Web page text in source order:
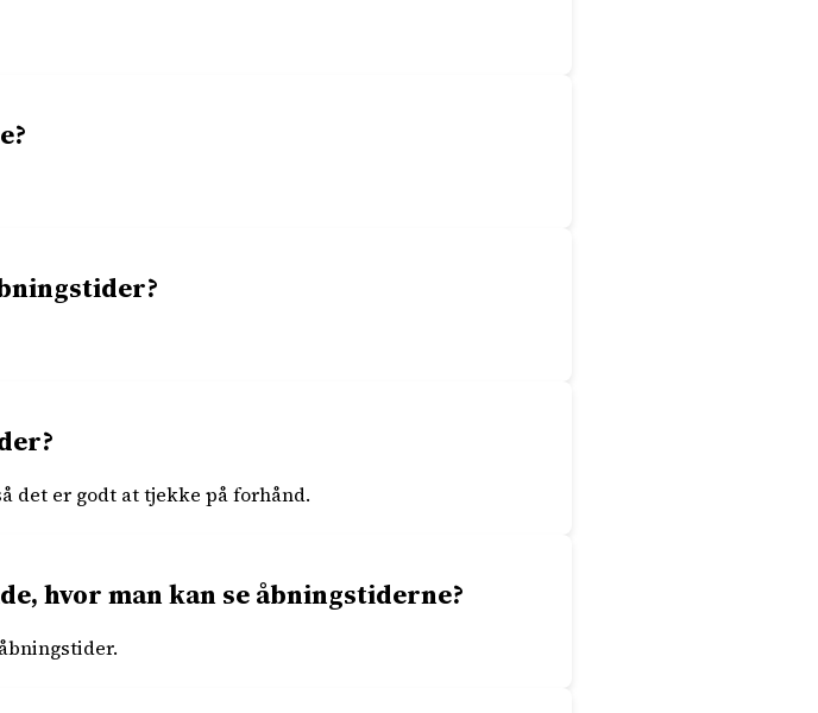
det er godt at tjekke på forhånd.
hvor man kan se åbningstiderne?